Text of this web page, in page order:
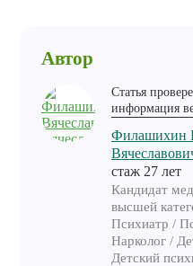
Автор
Статья
информация
Филашихин
cтаж 27 лет
Кандидат
высшей
Психиатр /
Нарколог /
Детский